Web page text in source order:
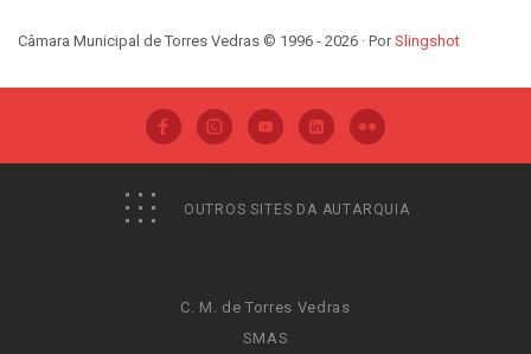
Câmara Municipal de Torres Vedras © 1996 - 2026 · PorSlingshot
OUTROS SITES DA AUTARQUIA
C. M. de Torres Vedras
SMAS